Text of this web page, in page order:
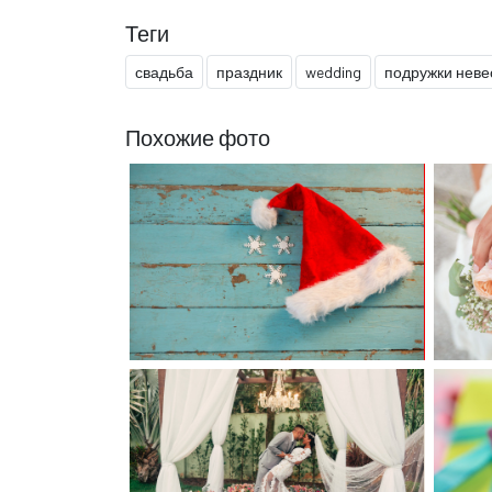
Теги
свадьба праздник wedding подружки
Похожие фото